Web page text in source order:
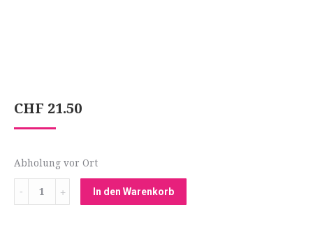
CHF 21.50
Abholung vor Ort
Menge
In den Warenkorb